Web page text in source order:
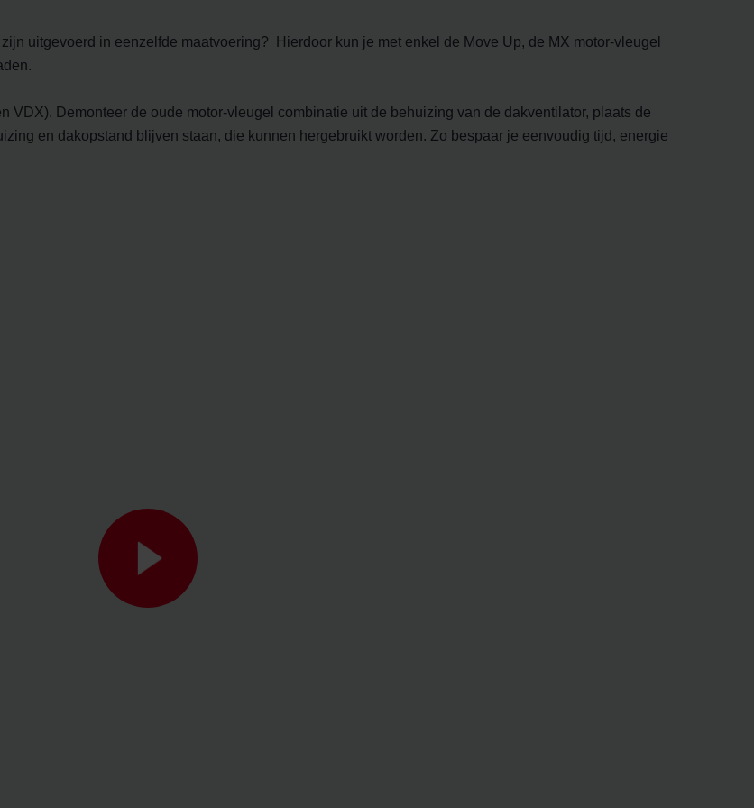
Policy
uitgevoerd in eenzelfde maatvoering? Hierdoor kun je met enkel de Move Up, de MX motor-vleugel
VDX). Demonteer de oude motor-vleugel combinatie uit de behuizing van de dakventilator, plaats de
en dakopstand blijven staan, die kunnen hergebruikt worden. Zo bespaar je eenvoudig tijd, energie